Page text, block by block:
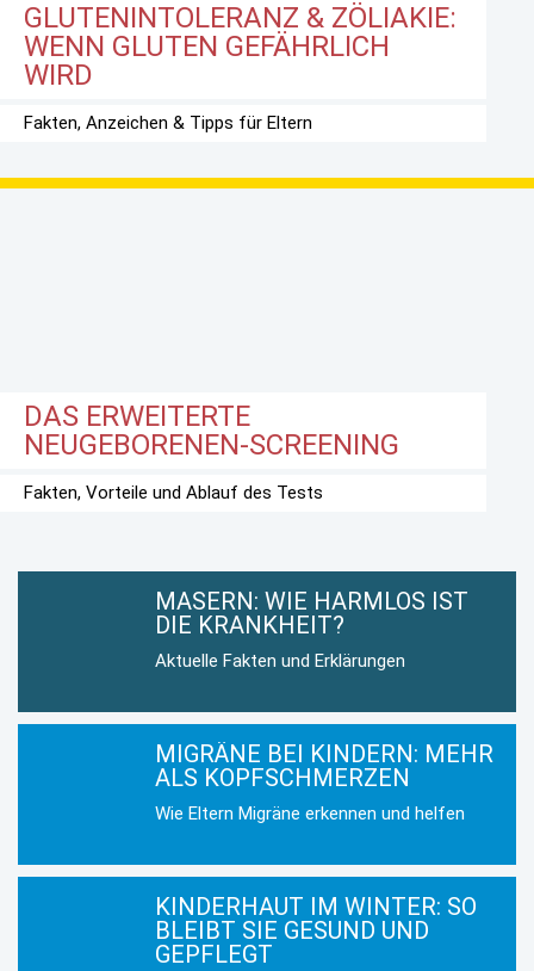
GLUTENINTOLERANZ & ZÖLIAKIE:
WENN GLUTEN GEFÄHRLICH
WIRD
Fakten, Anzeichen & Tipps für Eltern
DAS ERWEITERTE
NEUGEBORENEN-SCREENING
Fakten, Vorteile und Ablauf des Tests
MASERN: WIE HARMLOS IST
DIE KRANKHEIT?
Aktuelle Fakten und Erklärungen
MIGRÄNE BEI KINDERN: MEHR
ALS KOPFSCHMERZEN
Wie Eltern Migräne erkennen und helfen
KINDERHAUT IM WINTER: SO
BLEIBT SIE GESUND UND
GEPFLEGT